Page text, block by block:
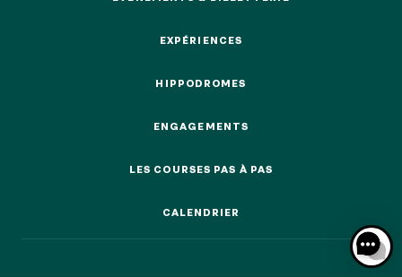
EXPÉRIENCES
HIPPODROMES
ENGAGEMENTS
LES COURSES PAS À PAS
CALENDRIER